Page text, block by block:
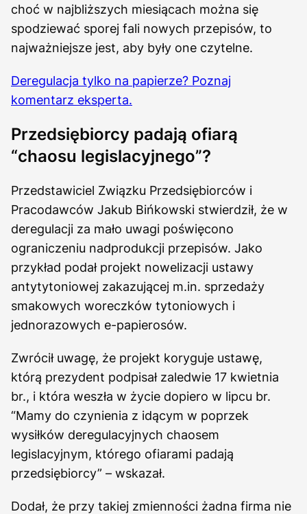
choć w najbliższych miesiącach można się
spodziewać sporej fali nowych przepisów, to
najważniejsze jest, aby były one czytelne.
Deregulacja tylko na papierze? Poznaj
komentarz eksperta.
Przedsiębiorcy padają ofiarą
“chaosu legislacyjnego”?
Przedstawiciel Związku Przedsiębiorców i
Pracodawców Jakub Bińkowski stwierdził, że w
deregulacji za mało uwagi poświęcono
ograniczeniu nadprodukcji przepisów. Jako
przykład podał projekt nowelizacji ustawy
antytytoniowej zakazującej m.in. sprzedaży
smakowych woreczków tytoniowych i
jednorazowych e-papierosów.
Zwrócił uwagę, że projekt koryguje ustawę,
którą prezydent podpisał zaledwie 17 kwietnia
br., i która weszła w życie dopiero w lipcu br.
“Mamy do czynienia z idącym w poprzek
wysiłków deregulacyjnych chaosem
legislacyjnym, którego ofiarami padają
przedsiębiorcy” – wskazał.
Dodał, że przy takiej zmienności żadna firma nie